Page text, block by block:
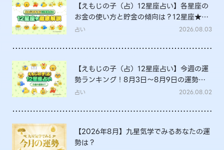
【えもじの子（占）12星座占い】各星座の
お金の使い方と貯金の傾向は？12星座★徹
底解説
占い 2026.08.03
【えもじの子（占）12星座占い】今週の運
勢ランキング！8月3日～8月9日の運勢
は？
占い 2026.08.02
【2026年8月】九星気学でみるあなたの運
勢は？